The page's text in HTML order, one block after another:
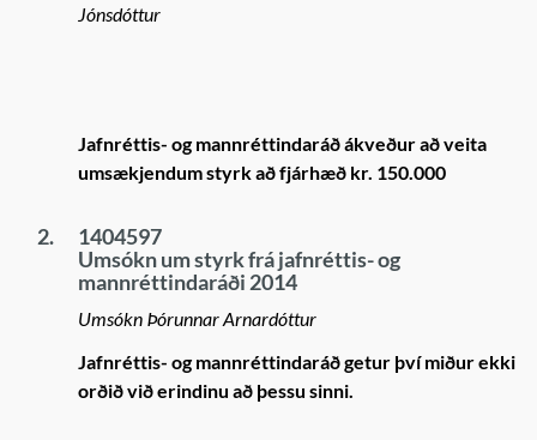
Jónsdóttur
Jafnréttis- og mannréttindaráð ákveður að veita
umsækjendum styrk að fjárhæð kr. 150.000
2.
1404597
Umsókn um styrk frá jafnréttis- og
mannréttindaráði 2014
Umsókn Þórunnar Arnardóttur
Jafnréttis- og mannréttindaráð getur því miður ekki
orðið við erindinu að þessu sinni.